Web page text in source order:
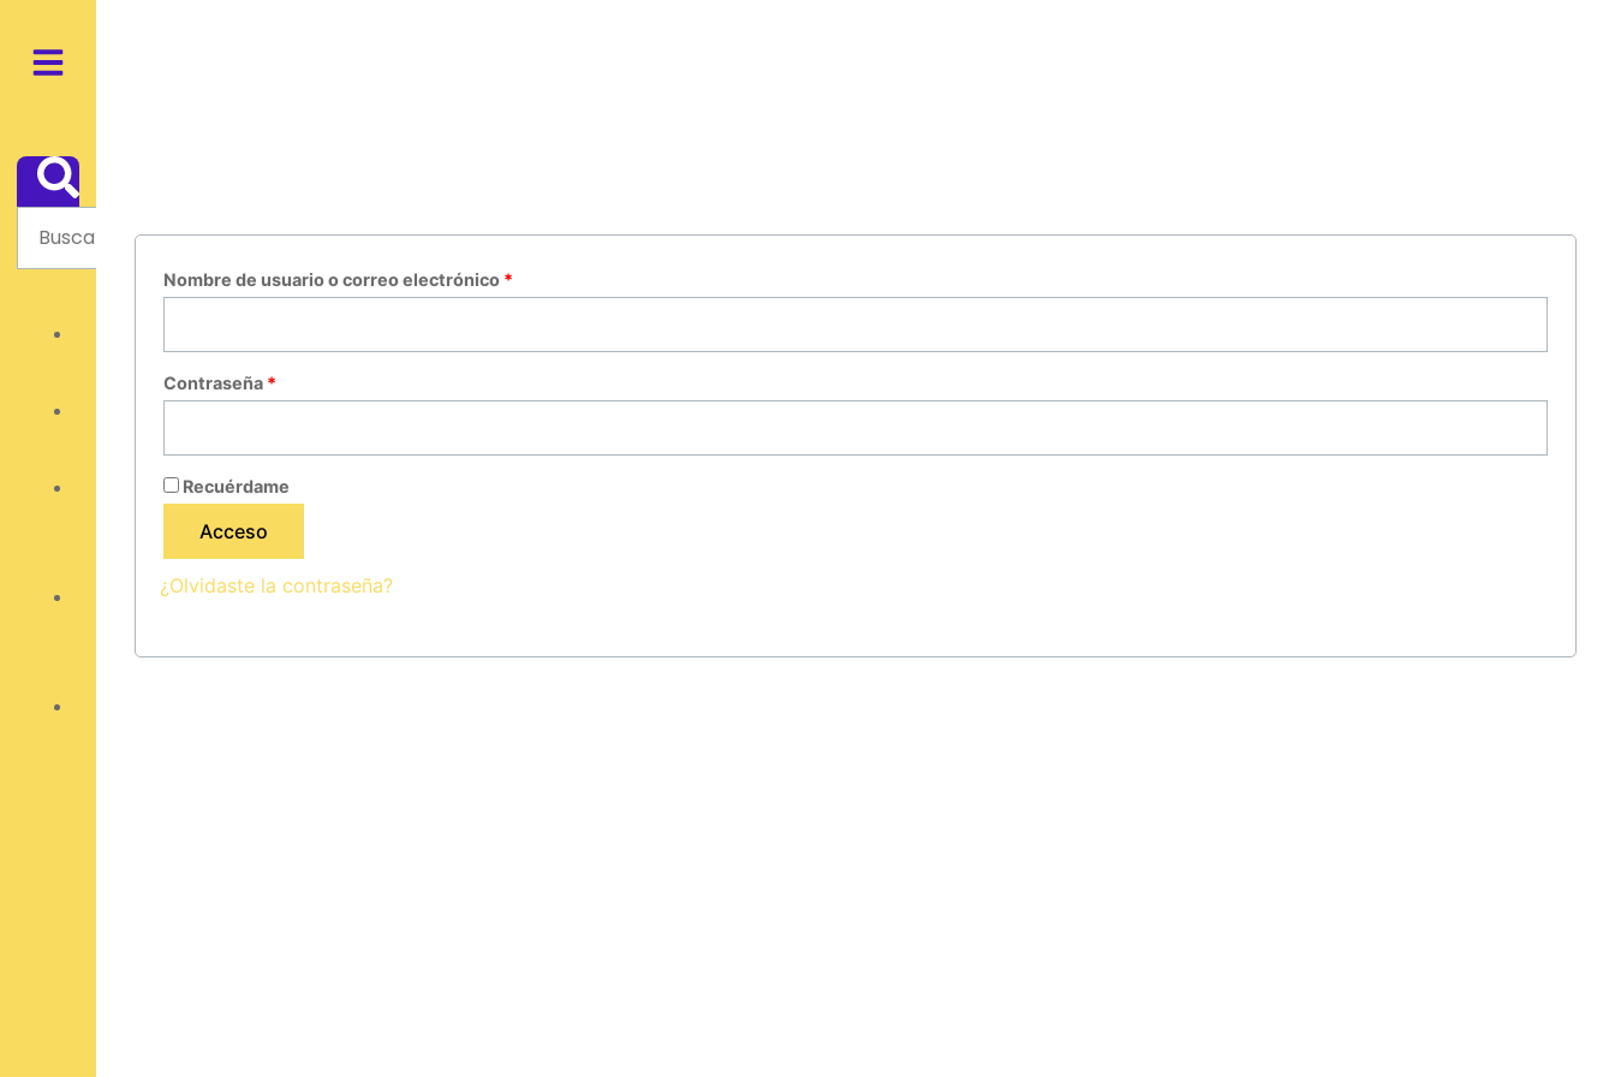
contenido
Search
Search
Nombre de usuario o correo electrónico *
Contraseña *
Recuérdame
Acceso
¿Olvidaste la contraseña?